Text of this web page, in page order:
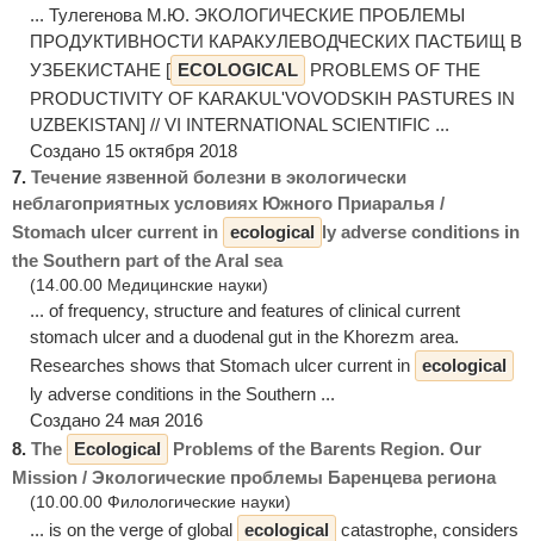
... Тулегенова М.Ю. ЭКОЛОГИЧЕСКИЕ ПРОБЛЕМЫ
ПРОДУКТИВНОСТИ КАРАКУЛЕВОДЧЕСКИХ ПАСТБИЩ В
УЗБЕКИСТАНЕ [ ECOLOGICAL
PROBLEMS OF THE
PRODUCTIVITY OF KARAKUL'VOVODSKIH PASTURES IN
UZBEKISTAN] // VI INTERNATIONAL SCIENTIFIC ...
Создано 15 октября 2018
7. Течение язвенной болезни в экологически
неблагоприятных условиях Южного Приаралья /
Stomach ulcer current in ecological ly adverse conditions in
the Southern part of the Aral sea
(14.00.00 Медицинские науки)
... of frequency, structure and features of clinical current
stomach ulcer and a duodenal gut in the Khorezm area.
Researches shows that Stomach ulcer current in ecological
ly adverse conditions in the Southern ...
Создано 24 мая 2016
8. The Ecological
Problems of the Barents Region. Our
Mission / Экологические проблемы Баренцева региона
(10.00.00 Филологические науки)
... is on the verge of global ecological catastrophe, considers